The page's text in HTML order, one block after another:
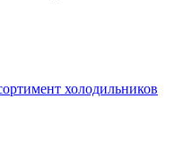
холодильников